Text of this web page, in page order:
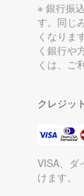
※ 銀行振
す。同じ
くなりま
く銀行や
くは、ご
クレジッ
VISA、ダ
けます。